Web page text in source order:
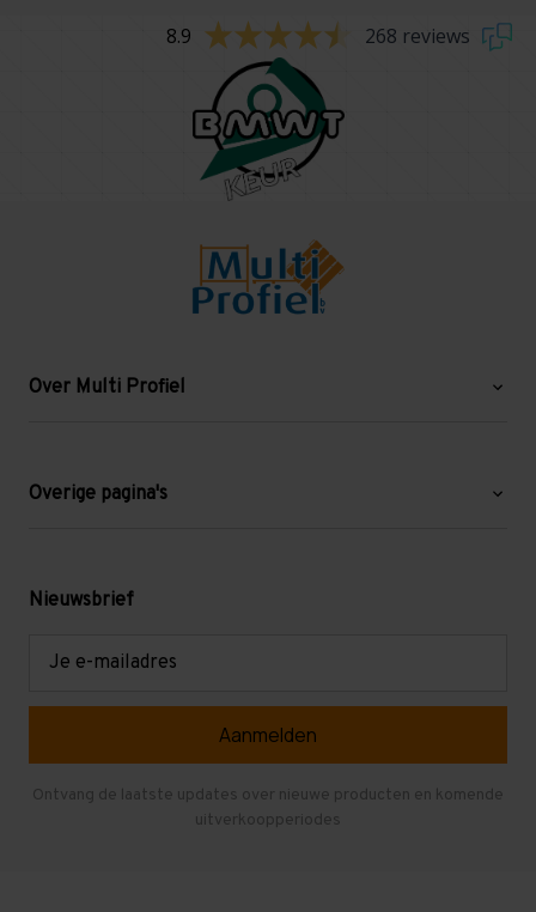
8.9 268 reviews
Over Multi Profiel
Blog
Levering en afhalen
Overige pagina's
Mezzanine
Gebruikte entresolvloeren
Nieuwsbrief
Ontvang de laatste updates over nieuwe producten en komende
uitverkoopperiodes